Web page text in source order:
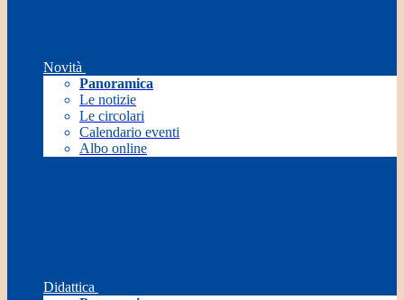
Novità
Panoramica
Le notizie
Le circolari
Calendario eventi
Albo online
Didattica